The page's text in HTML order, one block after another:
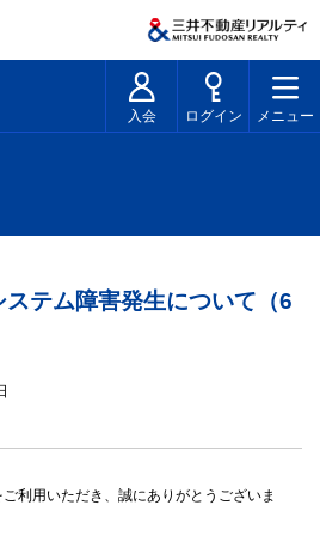
入会 ログイン メニュー
ステム障害発生について（6
利用いただき、誠にありがとうございま